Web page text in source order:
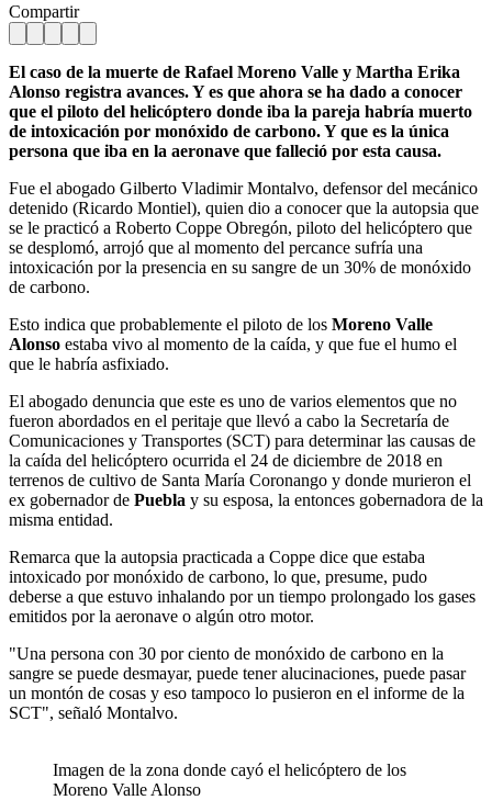
Compartir
El caso de la muerte de Rafael Moreno Valle y Martha Erika
Alonso registra avances. Y es que ahora se ha dado a conocer
que el piloto del helicóptero donde iba la pareja habría muerto
de intoxicación por monóxido de carbono. Y que es la única
persona que iba en la aeronave que falleció por esta causa.
Fue el abogado Gilberto Vladimir Montalvo, defensor del mecánico
detenido (Ricardo Montiel), quien dio a conocer que la autopsia que
se le practicó a Roberto Coppe Obregón, piloto del helicóptero que
se desplomó, arrojó que al momento del percance sufría una
intoxicación por la presencia en su sangre de un 30% de monóxido
de carbono.
Esto indica que probablemente el piloto de los Moreno Valle
Alonso estaba vivo al momento de la caída, y que fue el humo el
que le habría asfixiado.
El abogado denuncia que este es uno de varios elementos que no
fueron abordados en el peritaje que llevó a cabo la Secretaría de
Comunicaciones y Transportes (SCT) para determinar las causas de
la caída del helicóptero ocurrida el 24 de diciembre de 2018 en
terrenos de cultivo de Santa María Coronango y donde murieron el
ex gobernador de Puebla y su esposa, la entonces gobernadora de la
misma entidad.
Remarca que la autopsia practicada a Coppe dice que estaba
intoxicado por monóxido de carbono, lo que, presume, pudo
deberse a que estuvo inhalando por un tiempo prolongado los gases
emitidos por la aeronave o algún otro motor.
"Una persona con 30 por ciento de monóxido de carbono en la
sangre se puede desmayar, puede tener alucinaciones, puede pasar
un montón de cosas y eso tampoco lo pusieron en el informe de la
SCT", señaló Montalvo.
Imagen de la zona donde cayó el helicóptero de los
Moreno Valle Alonso